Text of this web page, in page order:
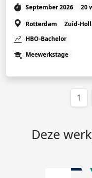
September 2026 20
Rotterdam
Zuid-
HBO-Bachelor
Meewerkstage
1
Deze